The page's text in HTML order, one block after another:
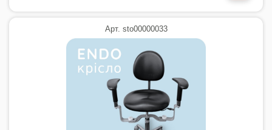
Арт. sto00000033